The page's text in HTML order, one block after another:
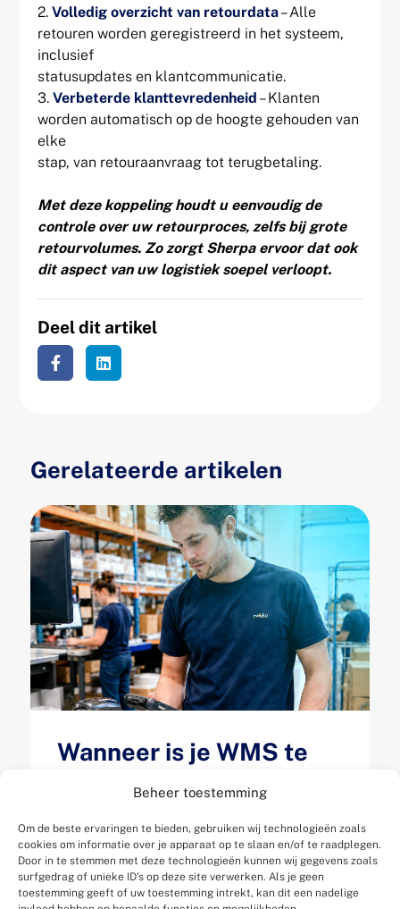
Beheer toestemming
Om de beste ervaringen te bieden, gebruiken wij technologieën zoals
cookies om informatie over je apparaat op te slaan en/of te raadplegen.
Door in te stemmen met deze technologieën kunnen wij gegevens zoals
surfgedrag of unieke ID's op deze site verwerken. Als je geen
toestemming geeft of uw toestemming intrekt, kan dit een nadelige
2.Volledig overzicht van retourdata– Alle
retouren worden geregistreerd in het systeem,
inclusief
statusupdates en klantcommunicatie.
3.Verbeterde klanttevredenheid – Klanten
worden automatisch op de hoogte gehouden van
elke
stap, van retouraanvraag tot terugbetaling.
Met deze koppeling houdt u eenvoudig de
controle over uw retourproces, zelfs bij grote
retourvolumes. Zo zorgt Sherpa ervoor dat ook
dit aspect van uw logistiek soepel verloopt.
Deel dit artikel
Gerelateerde artikelen
Wanneer is je WMS te
klein geworden? 5
signalen dat je magazijn
je groei afremt
Gepubliceerd op 13 juli 2026